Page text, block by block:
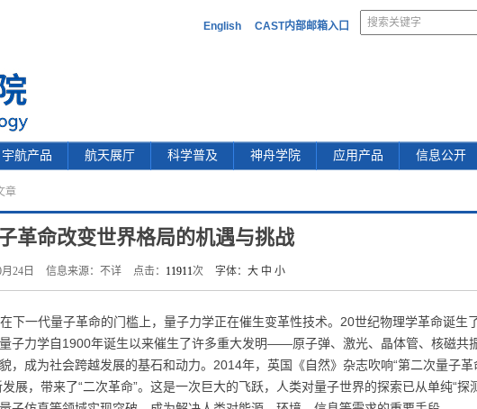
English CAST内部邮箱入口
宇航产品 航天展厅 科学普及 神舟学院 应用产品 信息公开
章
革命改变世界格局的机遇与挑战
24日 信息来源：不详 点击： 11911次 字体： 大 中 小
下一代量子革命的门槛上，量子力学正在催生变革性技术。20世纪物理学革命诞生
子力学自1900年诞生以来催生了许多重大发明——原子弹、激光、晶体管、核磁共
，成为社会跨越发展的基石和动力。2014年，英国《自然》杂志吹响“第二次量子革
展，带来了“二次革命”。这是一次巨大的飞跃，人类对量子世界的探索已从单纯“探